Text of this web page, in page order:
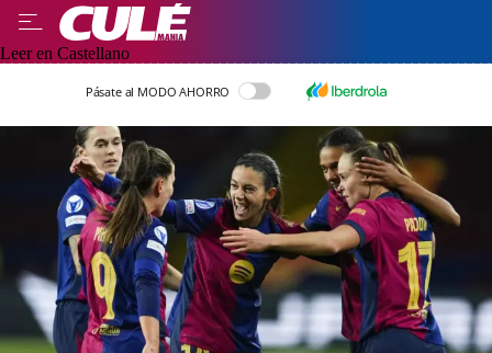
Leer en Castellano
Pásate al MODO AHORRO